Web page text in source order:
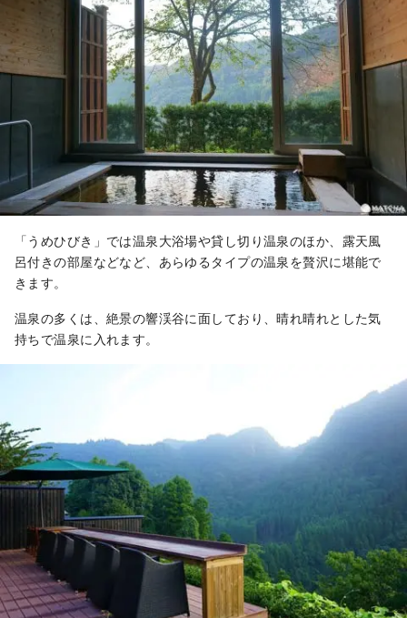
「うめひびき」では温泉大浴場や貸し切り温泉のほか、露天風
呂付きの部屋などなど、あらゆるタイプの温泉を贅沢に堪能で
きます。
温泉の多くは、絶景の響渓谷に面しており、晴れ晴れとした気
持ちで温泉に入れます。